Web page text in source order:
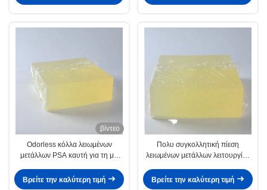
βίντεο
Odorless κόλλα λειωμένων
μετάλλων PSA καυτή για τη μη
φύλλων
Βρείτε την καλύτερη τιμή
Πολυ συγκολλητική πίεση
λειωμένων μετάλλων λειτουργίας
κόλλα για το φύλλο
Βρείτε την καλύτερη τιμή